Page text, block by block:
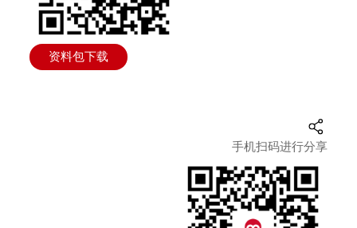
资料包下载
手机扫码进行分享